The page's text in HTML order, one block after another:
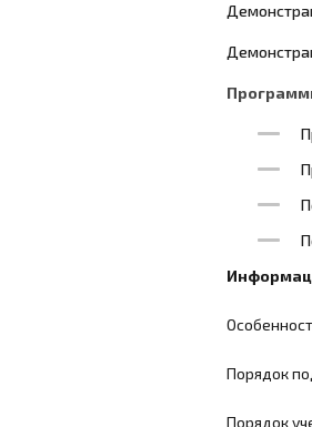
Порядок
Порядок